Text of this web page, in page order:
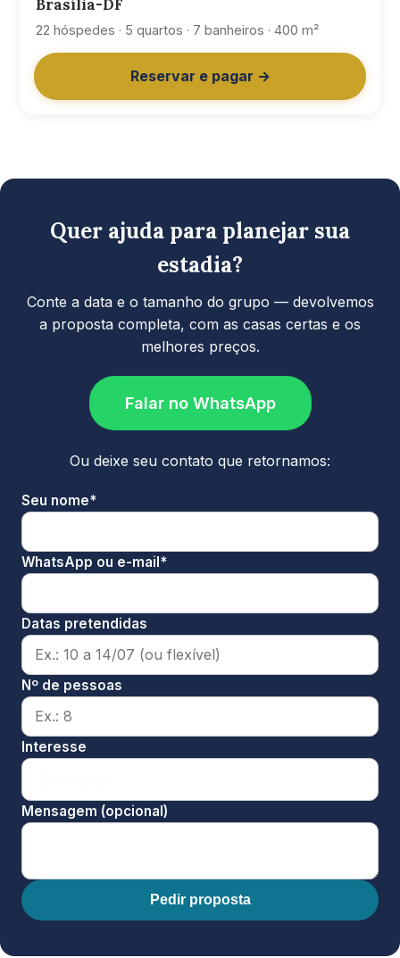
Brasília-DF
22 hóspedes · 5 quartos · 7 banheiros · 400 m²
Reservar e pagar →
Quer ajuda para planejar sua
estadia?
Conte a data e o tamanho do grupo — devolvemos
a proposta completa, com as casas certas e os
melhores preços.
Falar no WhatsApp
Ou deixe seu contato que retornamos:
Seu nome*
WhatsApp ou e-mail*
Datas pretendidas
Nº de pessoas
Interesse
Mensagem (opcional)
Pedir proposta